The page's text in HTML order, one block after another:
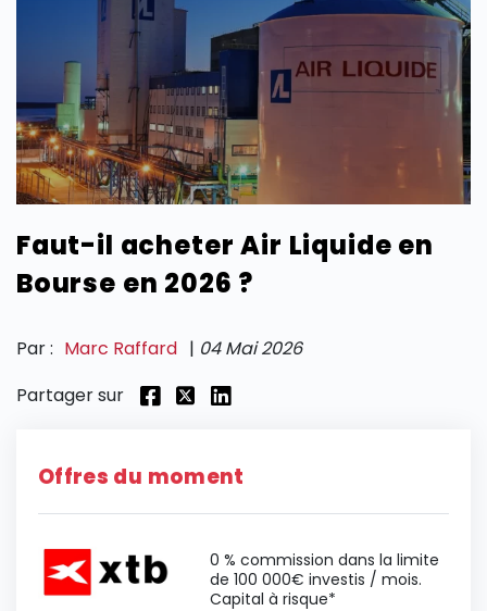
devenir membre
CATÉGORIES
SECTIONS
Faut-il acheter Air Liquide en
Bourse en 2026 ?
Par : Marc Raffard | 04 Mai 2026
Partager sur
Offres du moment
0 % commission dans la limite
de 100 000€ investis / mois.
Capital à risque*